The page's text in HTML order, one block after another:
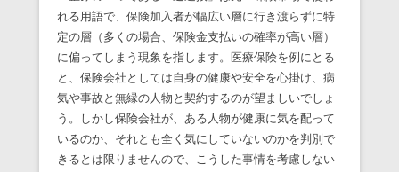
れる用語で、保険加入者が幅広い層に行き渡らずに特
定の層（多くの場合、保険金支払いの確率が高い層）
に偏ってしまう現象を指します。医療保険を例にとる
と、保険会社としては自身の健康や安全を心掛け、病
気や事故と無縁の人物と契約するのが望ましいでしょ
う。しかし保険会社が、ある人物が健康に気を配って
いるのか、それとも全く気にしていないのかを判別で
きるとは限りませんので、こうした事情を考慮しない